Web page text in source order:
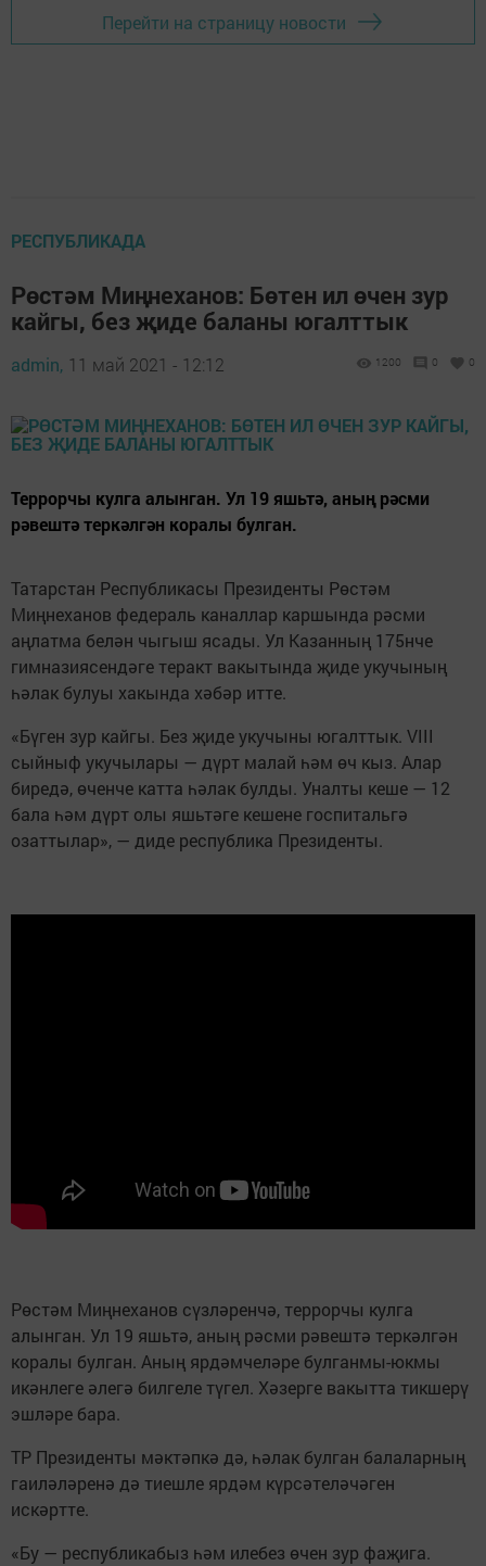
Перейти на страницу новости
РЕСПУБЛИКАДА
Рөстәм Миңнеханов: Бөтен ил өчен зур
кайгы, без җиде баланы югалттык
admin, 11 май 2021 - 12:12 1200 0 0
Террорчы кулга алынган. Ул 19 яшьтә, аның рәсми
рәвештә теркәлгән коралы булган.
Татарстан Республикасы Президенты Рөстәм
Миңнеханов федераль каналлар каршында рәсми
аңлатма белән чыгыш ясады. Ул Казанның 175нче
гимназиясендәге теракт вакытында җиде укучының
һәлак булуы хакында хәбәр итте.
«Бүген зур кайгы. Без җиде укучыны югалттык. VIII
сыйныф укучылары — дүрт малай һәм өч кыз. Алар
биредә, өченче катта һәлак булды. Уналты кеше — 12
бала һәм дүрт олы яшьтәге кешене госпитальгә
озаттылар», — диде республика Президенты.
Рөстәм Миңнеханов сүзләренчә, террорчы кулга
алынган. Ул 19 яшьтә, аның рәсми рәвештә теркәлгән
коралы булган. Аның ярдәмчеләре булганмы-юкмы
икәнлеге әлегә билгеле түгел. Хәзерге вакытта тикшерү
эшләре бара.
ТР Президенты мәктәпкә дә, һәлак булган балаларның
гаиләләренә дә тиешле ярдәм күрсәтеләчәген
искәртте.
«Бу — республикабыз һәм илебез өчен зур фаҗига.